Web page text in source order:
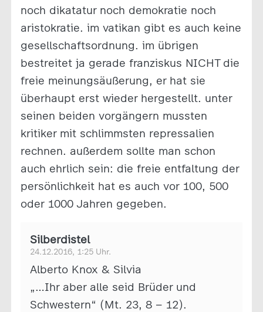
noch dikatatur noch demokratie noch
aristokratie. im vatikan gibt es auch keine
gesellschaftsordnung. im übrigen
bestreitet ja gerade franziskus NICHT die
freie meinungsäußerung, er hat sie
überhaupt erst wieder hergestellt. unter
seinen beiden vorgängern mussten
kritiker mit schlimmsten repressalien
rechnen. außerdem sollte man schon
auch ehrlich sein: die freie entfaltung der
persönlichkeit hat es auch vor 100, 500
oder 1000 Jahren gegeben.
Silberdistel
24.12.2016, 1:25 Uhr.
Alberto Knox & Silvia
„…Ihr aber alle seid Brüder und
Schwestern“ (Mt. 23, 8 – 12).